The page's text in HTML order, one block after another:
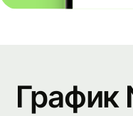
График